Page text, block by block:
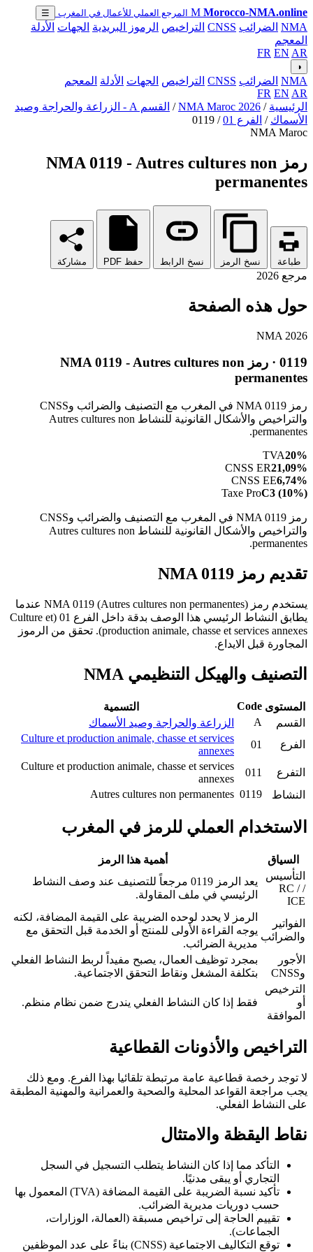
M Morocco-NMA.online المرجع العملي للأعمال في المغرب ☰
NMA الضرائب CNSS التراخيص الرموز البريدية الجهات الأدلة
المعجم
FR EN AR
◑
NMA الضرائب CNSS التراخيص الجهات الأدلة المعجم
FR EN AR
الرئيسية /
NMA Maroc 2026
/
القسم A - الزراعة والحراجة وصيد
الأسماك / الفرع 01 /
0119
NMA Maroc
رمز NMA 0119 - Autres cultures non
permanentes
طباعة نسخ الرمز نسخ الرابط حفظ PDF مشاركة
مرجع 2026
حول هذه الصفحة
NMA 2026
0119 · رمز NMA 0119 - Autres cultures non
permanentes
رمز NMA 0119 في المغرب مع التصنيف والضرائب وCNSS
والتراخيص والأشكال القانونية للنشاط Autres cultures non
permanentes.
TVA20%
CNSS ER21,09%
CNSS EE6,74%
Taxe ProC3 (10%)
رمز NMA 0119 في المغرب مع التصنيف والضرائب وCNSS
والتراخيص والأشكال القانونية للنشاط Autres cultures non
permanentes.
تقديم رمز NMA 0119
يستخدم رمز NMA 0119 (Autres cultures non permanentes) عندما
يطابق النشاط الرئيسي هذا الوصف بدقة داخل الفرع 01 (Culture et
production animale, chasse et services annexes). تحقق من الرموز
المجاورة قبل الايداع.
التصنيف والهيكل التنظيمي NMA
المستوى Code
التسمية
القسم
A
الزراعة والحراجة وصيد الأسماك
الفرع
01
Culture et production animale, chasse et services
annexes
التفرع
011
Culture et production animale, chasse et services
annexes
النشاط
0119
Autres cultures non permanentes
الاستخدام العملي للرمز في المغرب
السياق
أهمية هذا الرمز
التأسيس
/ RC /
ICE
يعد الرمز 0119 مرجعاً للتصنيف عند وصف النشاط
الرئيسي في ملف المقاولة.
الفواتير
والضرائب
الرمز لا يحدد لوحده الضريبة على القيمة المضافة، لكنه
يوجه القراءة الأولى للمنتج أو الخدمة قبل التحقق مع
مديرية الضرائب.
الأجور
وCNSS
بمجرد توظيف العمال، يصبح مفيداً لربط النشاط الفعلي
بتكلفة المشغل ونقاط التحقق الاجتماعية.
الترخيص
أو
الموافقة
فقط إذا كان النشاط الفعلي يندرج ضمن نظام منظم.
التراخيص والأذونات القطاعية
لا توجد رخصة قطاعية عامة مرتبطة تلقائيا بهذا الفرع. ومع ذلك
يجب مراجعة القواعد المحلية والصحية والعمرانية والمهنية المطبقة
على النشاط الفعلي.
نقاط اليقظة والامتثال
التأكد مما إذا كان النشاط يتطلب التسجيل في السجل
التجاري أو يبقى مدنيًا.
تأكيد نسبة الضريبة على القيمة المضافة (TVA) المعمول بها
حسب دوريات مديرية الضرائب.
تقييم الحاجة إلى تراخيص مسبقة (العمالة، الوزارات،
الجماعات).
توقع التكاليف الاجتماعية (CNSS) بناءً على عدد الموظفين